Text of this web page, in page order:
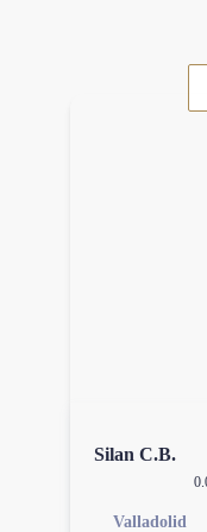
Silan C.B.
Valladolid